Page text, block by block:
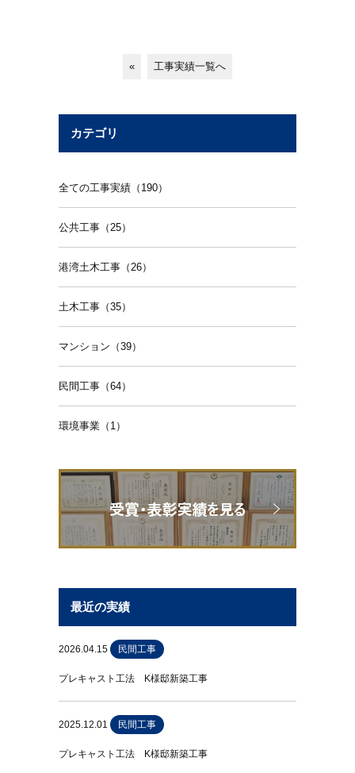
« 工事実績一覧へ
カテゴリ
全ての工事実績（190）
公共工事（25）
港湾土木工事（26）
土木工事（35）
マンション（39）
民間工事（64）
環境事業（1）
最近の実績
2026.04.15 民間工事
プレキャスト工法 K様邸新築工事
2025.12.01 民間工事
プレキャスト工法 K様邸新築工事